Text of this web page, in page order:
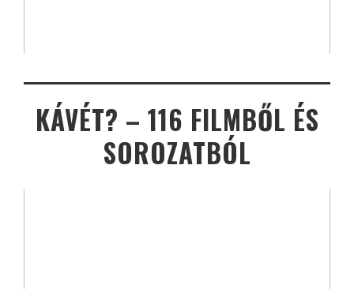
KÁVÉT? – 116 FILMBŐL ÉS
SOROZATBÓL